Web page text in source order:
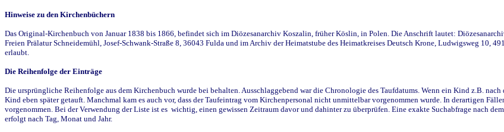
Hinweise zu den Kirchenbüchern
Das Original-Kirchenbuch von Januar 1838 bis 1866, befindet sich im Diözesanarchiv Koszalin, früher Köslin, in Polen. Die Anschrift lautet:
Freien Prälatur Schneidemühl, Josef-Schwank-Straße 8, 36043 Fulda und im Archiv der Heimatstube des Heimatkreises Deutsch Krone, Ludwigsweg 10,
erlaubt.
Die Reihenfolge der Einträge
Die ursprüngliche Reihenfolge aus dem Kirchenbuch wurde bei behalten. Ausschlaggebend war die Chronologie des Taufdatums. Wenn ein Kind z.B.
Kind eben später getauft. Manchmal kam es auch vor, dass der Taufeintrag vom Kirchenpersonal nicht unmittelbar vorgenommen wurde. In derartigen
vorgenommen. Bei der Verwendung der Liste ist es wichtig, einen gewissen Zeitraum davor und dahinter zu überprüfen. Eine exakte Suchabfrage nach
erfolgt nach Tag, Monat und Jahr.